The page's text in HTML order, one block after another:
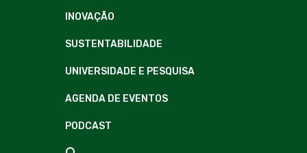
INOVAÇÃO
SUSTENTABILIDADE
UNIVERSIDADE E PESQUISA
AGENDA DE EVENTOS
PODCAST